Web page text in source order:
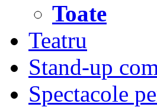
Toate
Teatru
Stand-up
Spectacole